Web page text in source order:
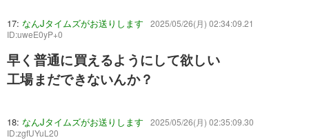
17: なんJタイムズがお送りします
2025/05/26(月) 02:34:09.21
ID:uweE0yP+0
早く普通に買えるようにして欲しい
工場まだできないんか？
18: なんJタイムズがお送りします
2025/05/26(月) 02:35:09.30
ID:zgfUYuL20